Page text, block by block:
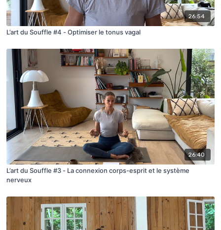
26:54
L’art du Souffle #4 - Optimiser le tonus vagal
26:40
L’art du Souffle #3 - La connexion corps-esprit et le système
nerveux